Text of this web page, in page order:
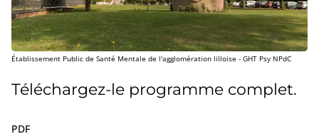
Établissement Public de Santé Mentale de l'agglomération lilloise - GHT Psy NPdC
Téléchargez-le programme complet.
PDF